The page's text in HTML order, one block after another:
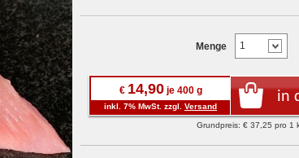
Menge
€ 14,90je 400 g
inkl. 7% MwSt. zzgl. Versand
in
Grundpreis: € 37,25 pro 1